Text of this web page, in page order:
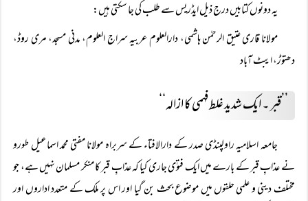
یہ دونوں کتابیں درج ذیل ایڈریس سے طلب کی جا سکتی ہیں:
مولانا قاری عتیق الرحمٰن ہاشمی، دارالعلوم عربیہ سراج العلوم، مدنی مسجد، مری روڈ،
دھتوڑ، ایبٹ آباد
’’قبر ۔ ایک شدید غلط فہمی کا ازالہ‘‘
جامعہ اسلامیہ راولپنڈی صدر کے دارالافتاء کے سربراہ مولانا مفتی محمد اسماعیل طورو
نے عذابِ قبر کے بارے میں ایک فتوٰی جاری کیا کہ عذابِ قبر کا منکر مسلمان نہیں ہے، جو
مختلف دینی و علمی حلقوں میں موضوع بحث بن گیا اور اس پر ملک کے متعدد اداروں اور